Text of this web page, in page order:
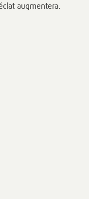
augmentera.